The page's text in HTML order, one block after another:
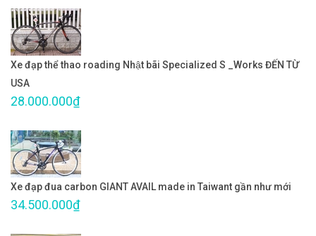
Xe đạp thể thao roading Nhật bãi Specialized S _Works ĐẾN TỪ
USA
28.000.000₫
Xe đạp đua carbon GIANT AVAIL made in Taiwant gần như mới
34.500.000₫